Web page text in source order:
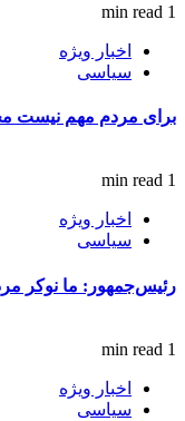
1 min read
اخبار ویژه
سیاسی
برای مردم مهم نیست
1 min read
اخبار ویژه
سیاسی
رئیس‌جمهور: ما نوکر
1 min read
اخبار ویژه
سیاسی